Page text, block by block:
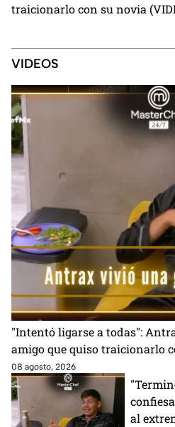
traicionarlo con su novia
VIDEOS
"Intentó ligarse a todas":
amigo que quiso traicionarlo
08 agosto, 2026
al